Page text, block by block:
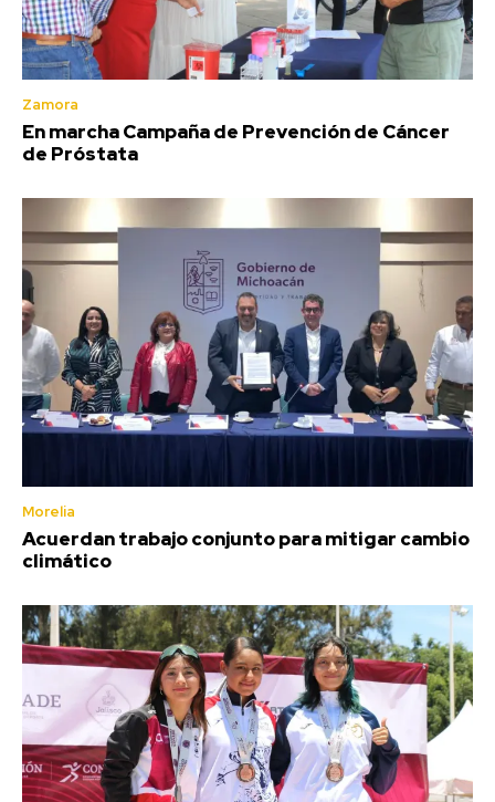
Zamora
En marcha Campaña de Prevención de Cáncer
de Próstata
Morelia
Acuerdan trabajo conjunto para mitigar cambio
climático